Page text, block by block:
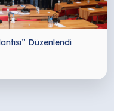
Düzenlendi